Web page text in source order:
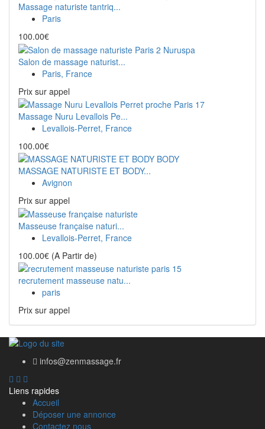
Massage naturiste tantriq...
Paris
100.00€
Salon de massage naturist...
Paris, France
Prix ​​sur appel
Massage Nuru Levallois Pe...
Levallois-Perret, France
100.00€
MASSAGE NATURISTE ET BODY...
Avignon
Prix ​​sur appel
Masseuse française naturi...
Levallois-Perret, France
100.00€ (A Partir de)
recrutement masseuse natu...
paris
Prix ​​sur appel
infos@zenmassage.fr
Liens rapides
Accueil
Déposer une annonce
Contactez nous